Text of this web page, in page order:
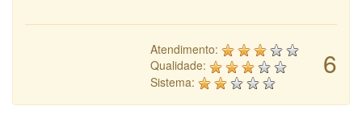
6
Atendimento:
Qualidade:
Sistema: